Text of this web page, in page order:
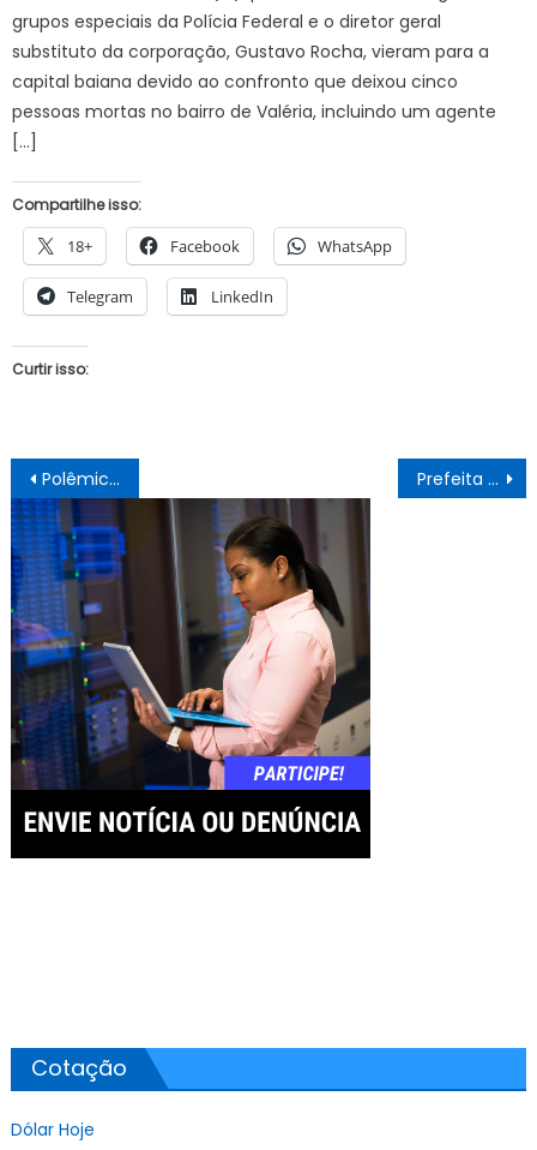
grupos especiais da Polícia Federal e o diretor geral
substituto da corporação, Gustavo Rocha, vieram para a
capital baiana devido ao confronto que deixou cinco
pessoas mortas no bairro de Valéria, incluindo um agente
[…]
Compartilhe isso:
18+ Facebook WhatsApp
Telegram LinkedIn
Curtir isso:
Navegação
de
Post
Polêmica jogo da Juazeirense e Sport: Presidente do STJD indefere pedido de impugnação do Sport Prefeita Suzana Ramos recebe pauta de reivindicações dos servidores públicos municipais
Cotação
Dólar Hoje